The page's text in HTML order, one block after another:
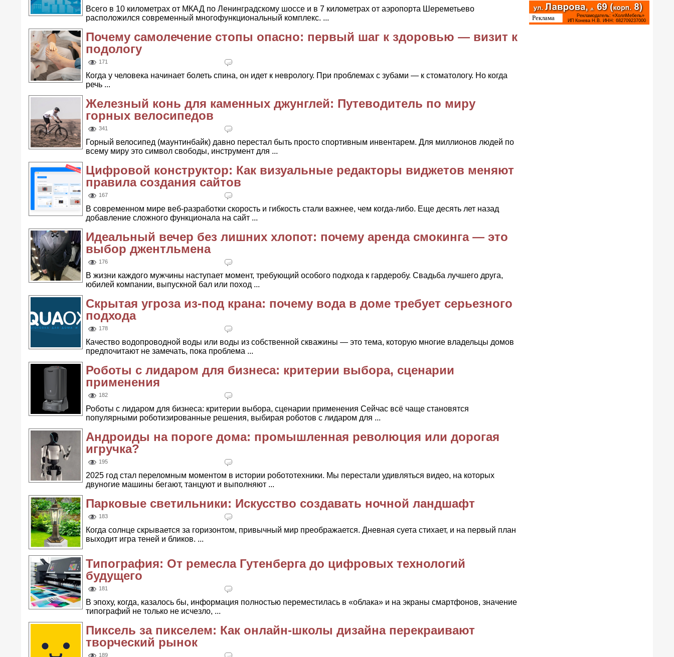
Всего в 10 километрах от МКАД по Ленинградскому шоссе и в 7 километрах от аэропорта Шереметьево
расположился современный многофункциональный комплекс. ...
Почему самолечение стопы опасно: первый шаг к здоровью — визит к
подологу
171
Когда у человека начинает болеть спина, он идет к неврологу. При проблемах с зубами — к стоматологу. Но когда
речь ...
Железный конь для каменных джунглей: Путеводитель по миру
горных велосипедов
341
Горный велосипед (маунтинбайк) давно перестал быть просто спортивным инвентарем. Для миллионов людей по
всему миру это символ свободы, инструмент для ...
Цифровой конструктор: Как визуальные редакторы виджетов меняют
правила создания сайтов
167
В современном мире веб-разработки скорость и гибкость стали важнее, чем когда-либо. Еще десять лет назад
добавление сложного функционала на сайт ...
Идеальный вечер без лишних хлопот: почему аренда смокинга — это
выбор джентльмена
176
В жизни каждого мужчины наступает момент, требующий особого подхода к гардеробу. Свадьба лучшего друга,
юбилей компании, выпускной бал или поход ...
Скрытая угроза из-под крана: почему вода в доме требует серьезного
подхода
178
Качество водопроводной воды или воды из собственной скважины — это тема, которую многие владельцы домов
предпочитают не замечать, пока проблема ...
Роботы с лидаром для бизнеса: критерии выбора, сценарии
применения
182
Роботы с лидаром для бизнеса: критерии выбора, сценарии применения Сейчас всё чаще становятся
популярными роботизированные решения, выбирая роботов с лидаром для ...
Андроиды на пороге дома: промышленная революция или дорогая
игручка?
195
2025 год стал переломным моментом в истории робототехники. Мы перестали удивляться видео, на которых
двуногие машины бегают, танцуют и выполняют ...
Парковые светильники: Искусство создавать ночной ландшафт
183
Когда солнце скрывается за горизонтом, привычный мир преображается. Дневная суета стихает, и на первый план
выходит игра теней и бликов. ...
Типография: От ремесла Гутенберга до цифровых технологий
будущего
181
В эпоху, когда, казалось бы, информация полностью переместилась в «облака» и на экраны смартфонов, значение
типографий не только не исчезло, ...
Пиксель за пикселем: Как онлайн-школы дизайна перекраивают
творческий рынок
189